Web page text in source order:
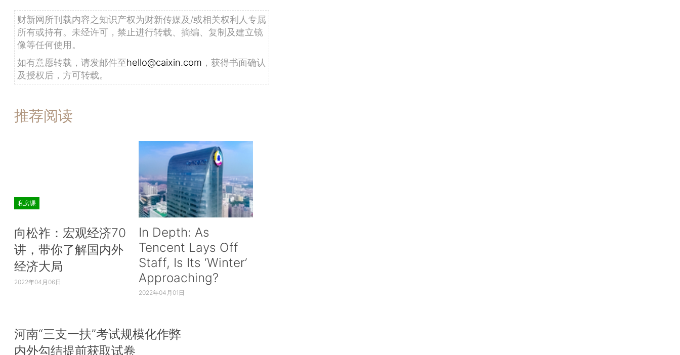
财新网所刊载内容之知识产权为财新传媒及/或相关权利人专属
所有或持有。未经许可，禁止进行转载、摘编、复制及建立镜
像等任何使用。
如有意愿转载，请发邮件至hello@caixin.com ，获得书面确认
及授权后，方可转载。
推荐阅读
私房课
向松祚：宏观经济70
讲，带你了解国内外
经济大局
2022年04月06日
In Depth: As
Tencent Lays Off
Staff, Is Its ‘Winter’
Approaching?
2022年04月01日
河南“三支一扶”考试规模化作弊
内外勾结提前获取试卷